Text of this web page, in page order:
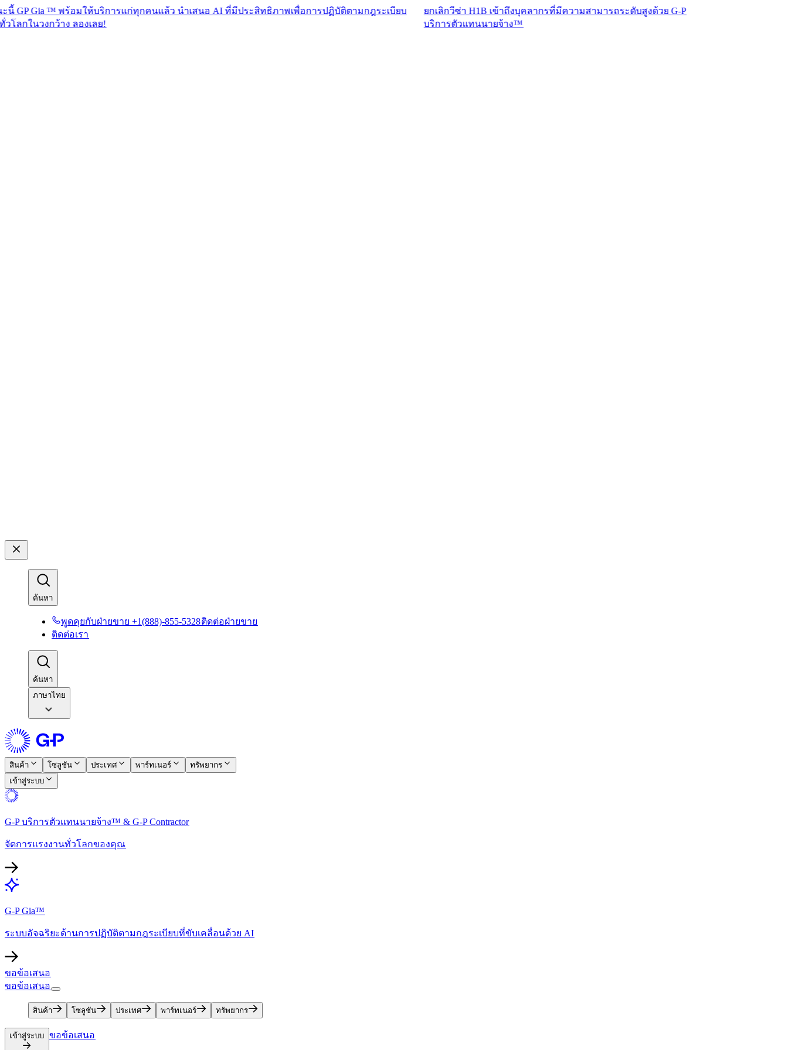
™ พร้อมให้บริการแก่ทุกคนแล้ว นำเสนอ AI ที่มีประสิทธิภาพเพื่อการปฏิบัติตามกฎระเบียบ
ว้าง ลองเลย!​​
ยกเลิกวีซ่า H1B เข้าถึงบุคลากรที่มีความสามารถระดับสูงด้วย G-P
บริการตัวแทนนายจ้าง™​​
ค้นหา​​
พูดคุยกับฝ่ายขาย +1(888)-855-5328​​ติดต่อฝ่ายขาย​​
ติดต่อเรา​​
ค้นหา​​
ภาษาไทย
สินค้า​​ โซลูชัน​​ ประเทศ​​ พาร์ทเนอร์​​
ทรัพยากร​​
เข้าสู่ระบบ​​
G-P บริการตัวแทนนายจ้าง™ & G-P Contractor​​
จัดการแรงงานทั่วโลกของคุณ​​
G-P Gia™​​
ระบบอัจฉริยะด้านการปฏิบัติตามกฎระเบียบที่ขับเคลื่อนด้วย AI​​
ขอข้อเสนอ​​
ขอข้อเสนอ​​
สินค้า​​ โซลูชัน​​ ประเทศ​​ พาร์ทเนอร์​​ ทรัพยากร​​
เข้าสู่ระบบ​​ ขอข้อเสนอ​​